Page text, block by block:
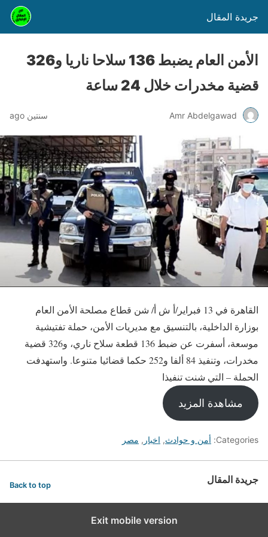
جريدة المقال
الأمن العام يضبط 136 سلاحا ناريا و326
قضية مخدرات خلال 24 ساعة
Amr Abdelgawad سنتين ago
القاهرة في 13 فبراير/أ ش أ/ شن قطاع مصلحة الأمن العام
بوزارة الداخلية، بالتنسيق مع مديريات الأمن، حملة تفتيشية
موسعة، أسفرت عن ضبط 136 قطعة سلاح ناري، و326 قضية
مخدرات، وتنفيذ 84 ألفا و252 حكما قضائيا متنوعا. واستهدفت
الحملة – التي شنت تنفيذا
مشاهدة المزيد
Categories: أمن و حوادث, اخبار , مصر
جريدة المقال Back to top
Exit mobile version